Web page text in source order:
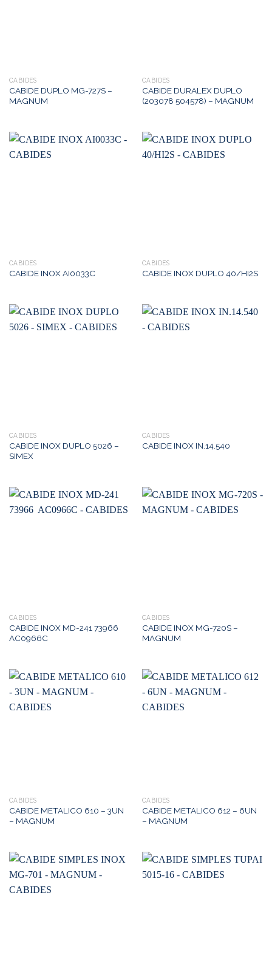
CABIDES
CABIDE DUPLO MG-727S –
MAGNUM
CABIDES
CABIDE DURALEX DUPLO
(203078 504578) – MAGNUM
CABIDES
CABIDE INOX AI0033C
CABIDES
CABIDE INOX DUPLO 40/HI2S
CABIDES
CABIDE INOX DUPLO 5026 –
SIMEX
CABIDES
CABIDE INOX IN.14.540
CABIDES
CABIDE INOX MD-241 73966
AC0966C
CABIDES
CABIDE INOX MG-720S –
MAGNUM
CABIDES
CABIDE METALICO 610 – 3UN
– MAGNUM
CABIDES
CABIDE METALICO 612 – 6UN
– MAGNUM